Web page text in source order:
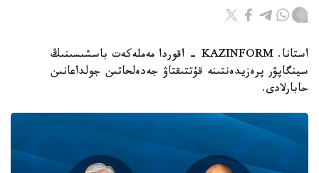
استانا. KAZINFORM - اقوردا مەملەكەت باسشىسىنىڭ
سينگاپۋر پرەزيدەنتىنە قۇتتىقتاۋ جەدەلحاتىن جولداعانىن
حابارلادى.